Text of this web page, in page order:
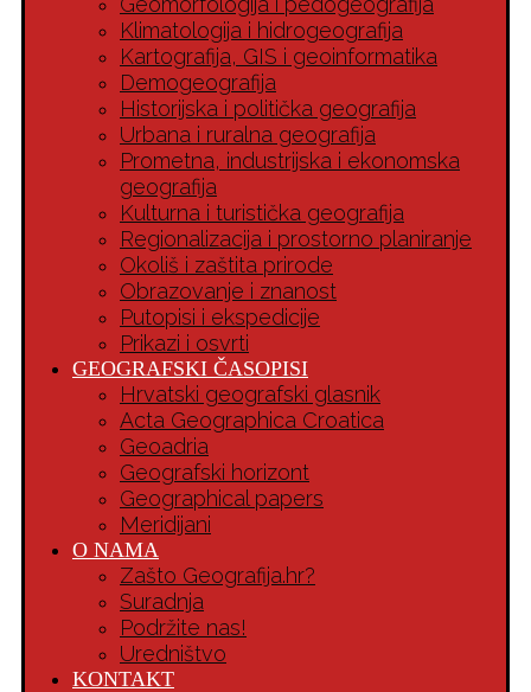
Klimatologija i hidrogeografija
Kartografija, GIS i geoinformatika
Demogeografija
Historijska i politička geografija
Urbana i ruralna geografija
Prometna, industrijska i ekonomska
geografija
Kulturna i turistička geografija
Regionalizacija i prostorno planiranje
Okoliš i zaštita prirode
Obrazovanje i znanost
Putopisi i ekspedicije
Prikazi i osvrti
GEOGRAFSKI ČASOPISI
Hrvatski geografski glasnik
Acta Geographica Croatica
Geoadria
Geografski horizont
Geographical papers
Meridijani
O NAMA
Zašto Geografija.hr?
Suradnja
Podržite nas!
Uredništvo
KONTAKT